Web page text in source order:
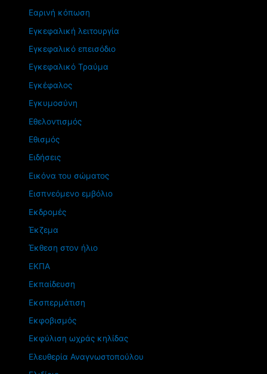
Εαρινή κόπωση
Εγκεφαλική λειτουργία
Εγκεφαλικό επεισόδιο
Εγκεφαλικό Τραύμα
Εγκέφαλος
Εγκυμοσύνη
Εθελοντισμός
Εθισμός
Ειδήσεις
Εικόνα του σώματος
Εισπνεόμενο εμβόλιο
Εκδρομές
Έκζεμα
Έκθεση στον ήλιο
ΕΚΠΑ
Εκπαίδευση
Εκσπερμάτιση
Εκφοβισμός
Εκφύλιση ωχράς κηλίδας
Ελευθερία Αναγνωστοπούλου